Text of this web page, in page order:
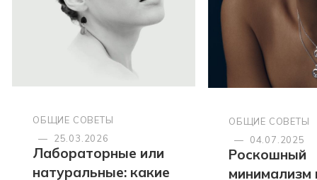
ОБЩИЕ СОВЕТЫ
—
25.03.2026
Лабораторные или
натуральные: какие
ОБЩИЕ СОВЕТЫ
—
04.07.2025
Роскошный
минимализм